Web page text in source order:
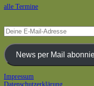
alle Termine
Deine
E-
Mail-
AdresseNews per Mail
Footer
Impressum
Datenschutzerklärung